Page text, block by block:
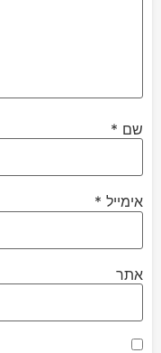
שם *
אימייל *
אתר